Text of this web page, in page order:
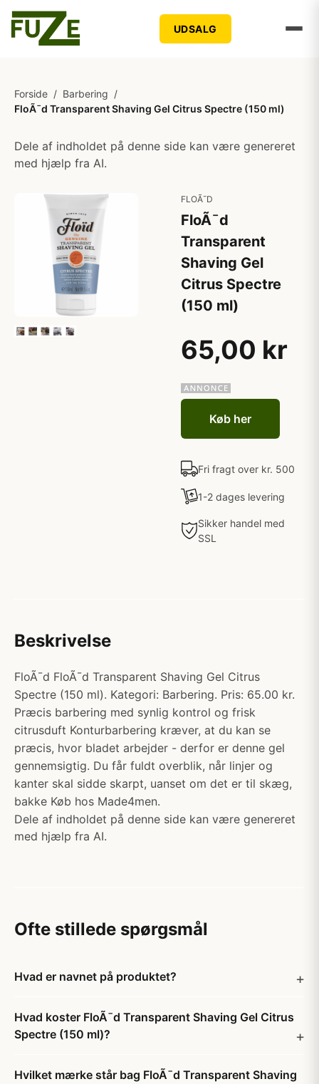
UDSALG
Forside / Barbering /
FloÃ¯d Transparent Shaving Gel Citrus Spectre (150 ml)
Dele af indholdet på denne side kan være genereret
med hjælp fra AI.
FLOÃ¯D
FloÃ¯d
Transparent
Shaving Gel
Citrus Spectre
(150 ml)
65,00 kr
Køb her
Fri fragt over kr. 500
1-2 dages levering
Sikker handel med
SSL
Beskrivelse
FloÃ¯d FloÃ¯d Transparent Shaving Gel Citrus
Spectre (150 ml). Kategori: Barbering. Pris: 65.00 kr.
Præcis barbering med synlig kontrol og frisk
citrusduft Konturbarbering kræver, at du kan se
præcis, hvor bladet arbejder - derfor er denne gel
gennemsigtig. Du får fuldt overblik, når linjer og
kanter skal sidde skarpt, uanset om det er til skæg,
bakke Køb hos Made4men.
Dele af indholdet på denne side kan være genereret
med hjælp fra AI.
Ofte stillede spørgsmål
Hvad er navnet på produktet?
Hvad koster FloÃ¯d Transparent Shaving Gel Citrus
Spectre (150 ml)?
Hvilket mærke står bag FloÃ¯d Transparent Shaving